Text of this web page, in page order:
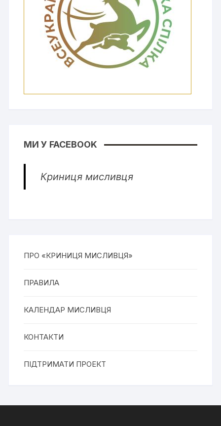
МИ У FACEBOOK
Криниця мисливця
ПРО «КРИНИЦЯ МИСЛИВЦЯ»
ПРАВИЛА
КАЛЕНДАР МИСЛИВЦЯ
КОНТАКТИ
ПІДТРИМАТИ ПРОЕКТ